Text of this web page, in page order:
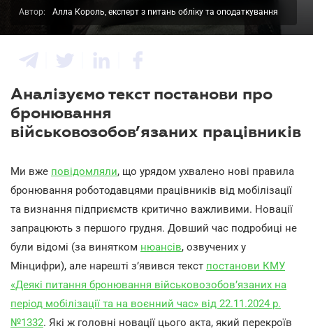
Автор: Алла Король, експерт з питань обліку та оподаткування
Аналізуємо текст постанови про
бронювання
військовозобов’язаних працівників
Ми вже повідомляли, що урядом ухвалено нові правила
бронювання роботодавцями працівників від мобілізації
та визнання підприємств критично важливими. Новації
запрацюють з першого грудня. Довший час подробиці не
були відомі (за винятком нюансів, озвучених у
Мінцифри), але нарешті з’явився текст постанови КМУ
«Деякі питання бронювання військовозобов’язаних на
період мобілізації та на воєнний час» від 22.11.2024 р.
№1332. Які ж головні новації цього акта, який перекроїв